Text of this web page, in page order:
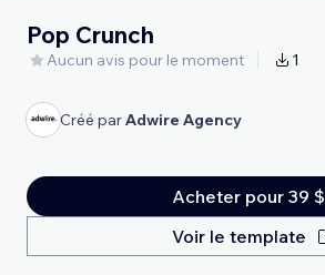
Pop Crunch
Aucun avis pour le moment 1
Créé parAdwire Agency
Acheter pour 39 $
Voir le template